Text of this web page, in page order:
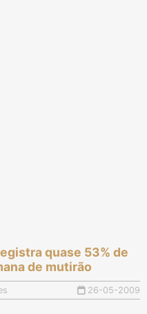
quase 53% de
de mutirão
26-05-2009